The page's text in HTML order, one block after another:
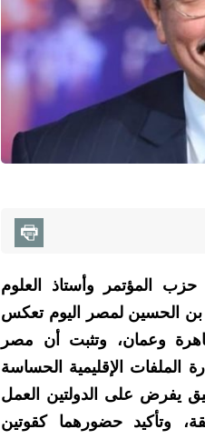
المؤتمر وأستاذ العلوم
بن الحسين لمصر اليوم تعكس
وعمان، وتثبت أن مصر
الإقليمية الحساسة
يفرض على الدولتين العمل
وتأكيد حضورهما كقوتين